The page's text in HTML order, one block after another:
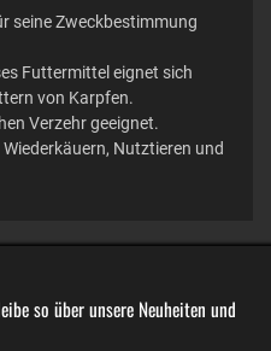
seine Zweckbestimmung
Futtermittel eignet sich
von Karpfen.
Verzehr geeignet.
Nutztieren und
so über unsere Neuheiten und